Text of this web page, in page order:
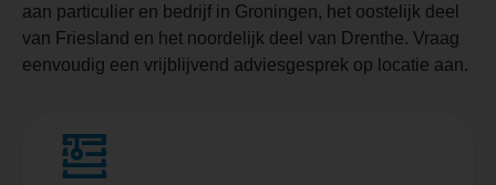
aan particulier en bedrijf in Groningen, het oostelijk deel
van Friesland en het noordelijk deel van Drenthe. Vraag
eenvoudig een vrijblijvend adviesgesprek op locatie aan.